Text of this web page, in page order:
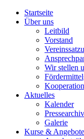
Startseite
Über uns
Leitbild
Vorstand
Wir stellen
Aktuelles
Kalender
Pressearchiv
Galerie
Kurse & Angebote